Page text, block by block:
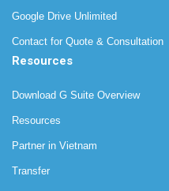
Google Drive Unlimited
Contact for Quote & Consultation
Resources
Download G Suite Overview
Resources
Partner in Vietnam
Transfer